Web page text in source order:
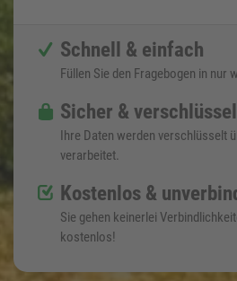
Schnell & einfach
Füllen Sie den Fragebogen in nur
Sicher &
Ihre Daten werden verschlüsselt
verarbeitet.
Kostenlos &
Sie gehen keinerlei
kostenlos!